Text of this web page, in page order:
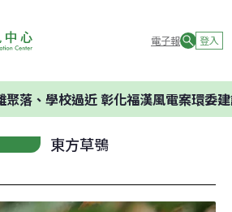
電子報 登入
校過近 彰化福漢風電案環委建議不應開
東方草鴞